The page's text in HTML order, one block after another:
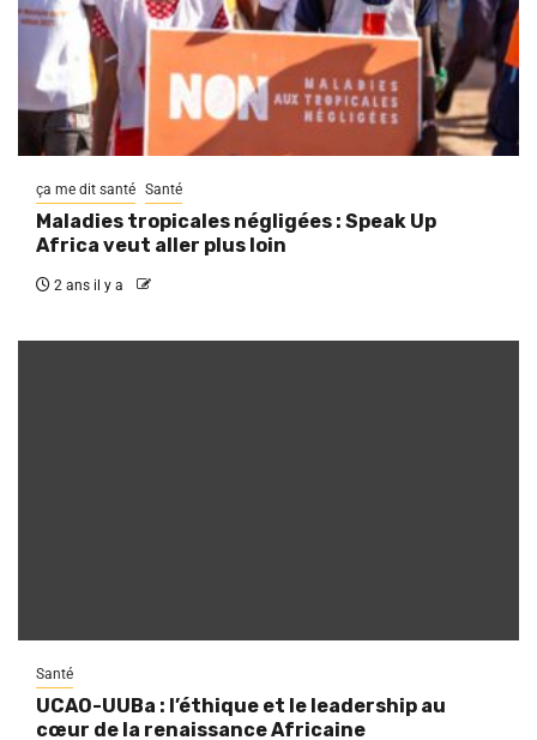
ça me dit santé Santé
Maladies tropicales négligées : Speak Up
Africa veut aller plus loin
2 ans il y a
Santé
UCAO-UUBa : l’éthique et le leadership au
cœur de la renaissance Africaine